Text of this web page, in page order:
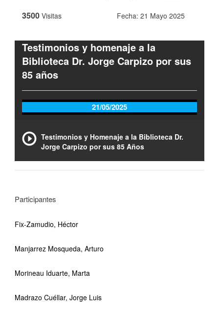
3500 Visitas Fecha: 21 Mayo 2025
Testimonios y homenaje a la
Biblioteca Dr. Jorge Carpizo por sus
85 años
21/05/2025
Testimonios y Homenaje a la Biblioteca Dr.
Jorge Carpizo por sus 85 Años
Participantes
Fix-Zamudio, Héctor
Manjarrez Mosqueda, Arturo
Morineau Iduarte, Marta
Madrazo Cuéllar, Jorge Luis